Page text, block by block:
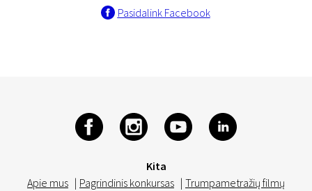
Pasidalink Facebook
Kita
Apie mus | Pagrindinis konkursas | Trumpametražių filmų